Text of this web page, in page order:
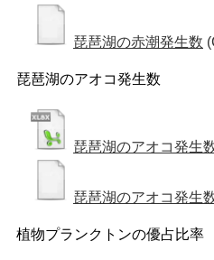
琵琶湖の赤潮発生数
琵琶湖のアオコ発生数
琵琶湖のアオコ発生
琵琶湖のアオコ発生
植物プランクトンの優占比率